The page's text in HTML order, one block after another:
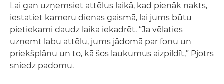
Lai gan uzņemsiet attēlus laikā, kad pienāk nakts,
iestatiet kameru dienas gaismā, lai jums būtu
pietiekami daudz laika iekadrēt. “Ja vēlaties
uzņemt labu attēlu, jums jādomā par fonu un
priekšplānu un to, kā šos laukumus aizpildīt,” Pjotrs
sniedz padomu.